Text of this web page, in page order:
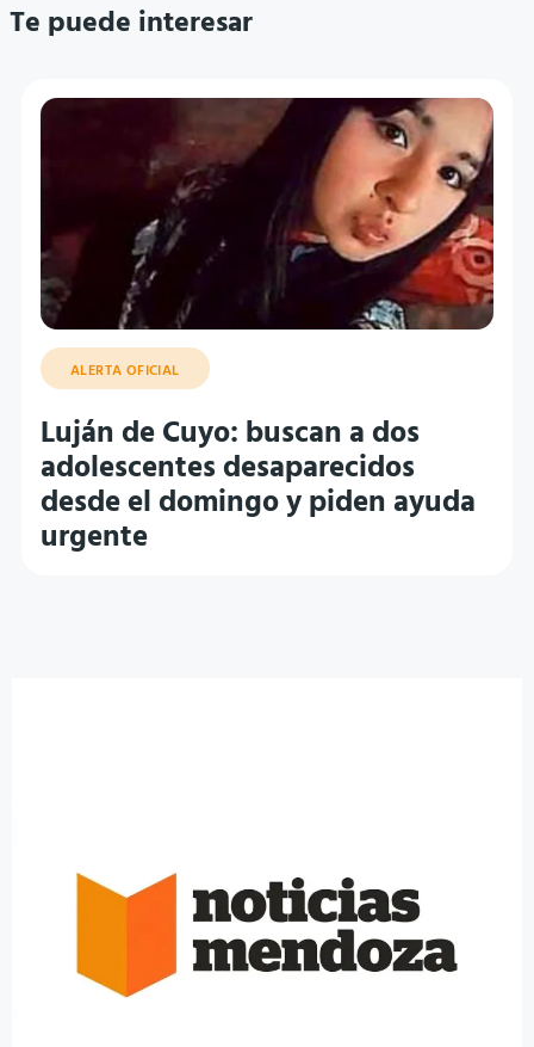
Te puede interesar
ALERTA OFICIAL
Luján de Cuyo: buscan a dos
adolescentes desaparecidos
desde el domingo y piden ayuda
urgente